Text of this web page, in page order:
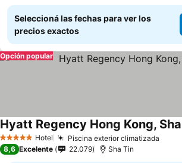
Seleccioná las fechas para ver los
precios exactos
Opción popular
5 Estrellas Hotel Piscina exterior climatizada
Hyatt Regency Hong Kong,
8,6 Excelente 22.079 Sha Tin